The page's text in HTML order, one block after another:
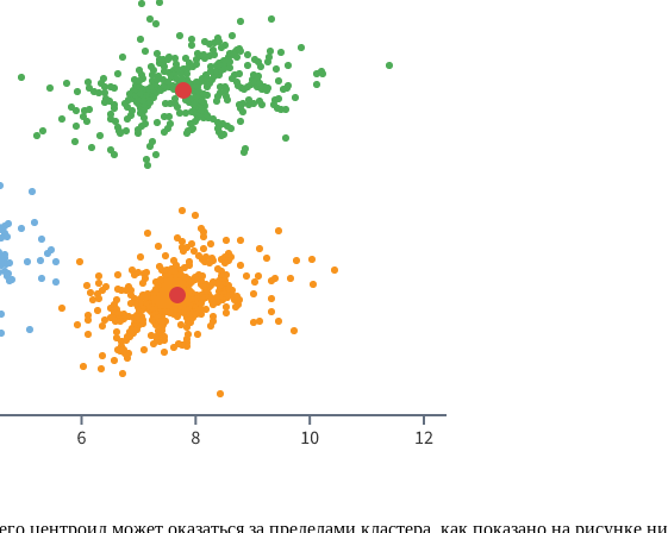
центроид может оказаться за пределами кластера, как показано на рисунке